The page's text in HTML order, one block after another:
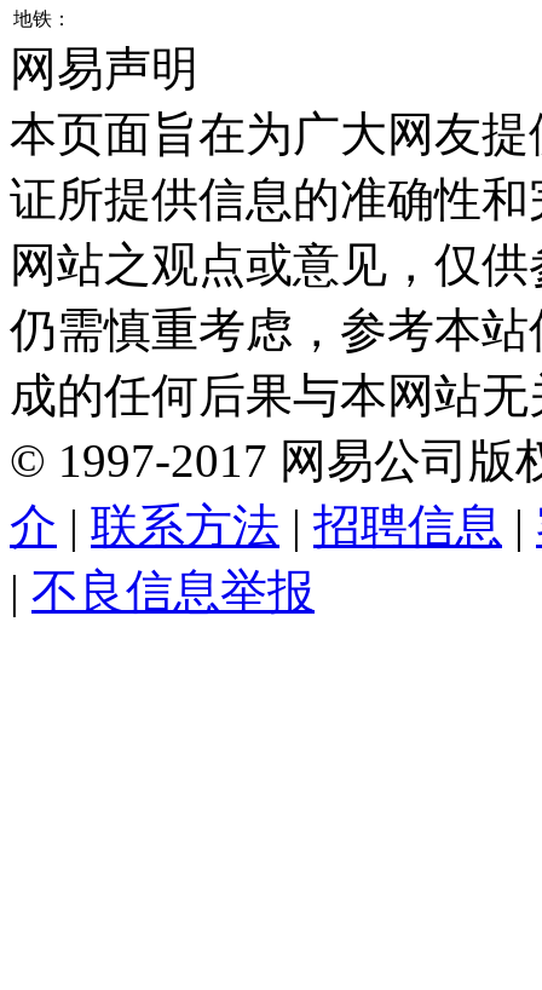
地铁：
网易声明
本页面旨在为广大网友
证所提供信息的准确性
网站之观点或意见，仅
仍需慎重考虑，参考本
成的任何后果与本网站
© 1997-2017 网易公司版
介 | 联系方法 | 招聘信息 |
| 不良信息举报